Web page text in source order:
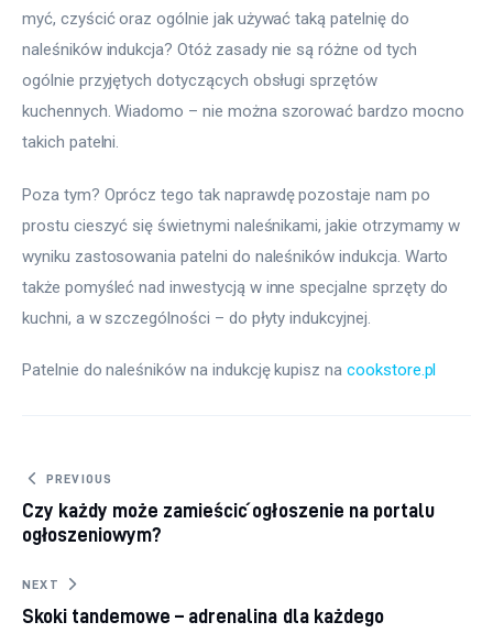
myć, czyścić oraz ogólnie jak używać taką patelnię do
naleśników indukcja? Otóż zasady nie są różne od tych
ogólnie przyjętych dotyczących obsługi sprzętów
kuchennych. Wiadomo – nie można szorować bardzo mocno
takich patelni.
Poza tym? Oprócz tego tak naprawdę pozostaje nam po
prostu cieszyć się świetnymi naleśnikami, jakie otrzymamy w
wyniku zastosowania patelni do naleśników indukcja. Warto
także pomyśleć nad inwestycją w inne specjalne sprzęty do
kuchni, a w szczególności – do płyty indukcyjnej.
Patelnie do naleśników na indukcję kupisz na cookstore.pl
Nawigacja wpisu
PREVIOUS
Czy każdy może zamieścić ogłoszenie na portalu
ogłoszeniowym?
NEXT
Skoki tandemowe – adrenalina dla każdego